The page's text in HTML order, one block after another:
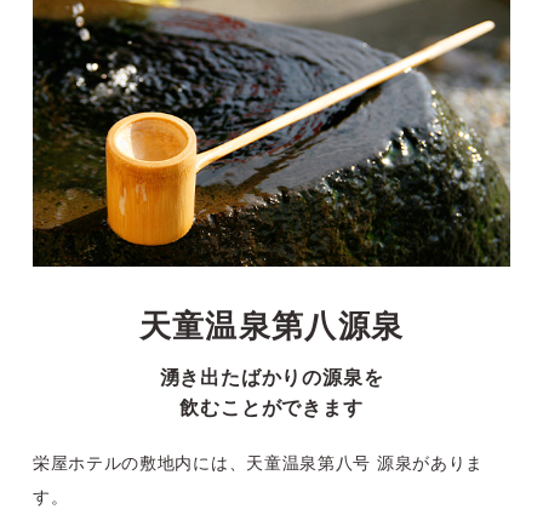
天童温泉第八源泉
湧き出たばかりの源泉を
飲むことができます
栄屋ホテルの敷地内には、天童温泉第八号 源泉がありま
す。